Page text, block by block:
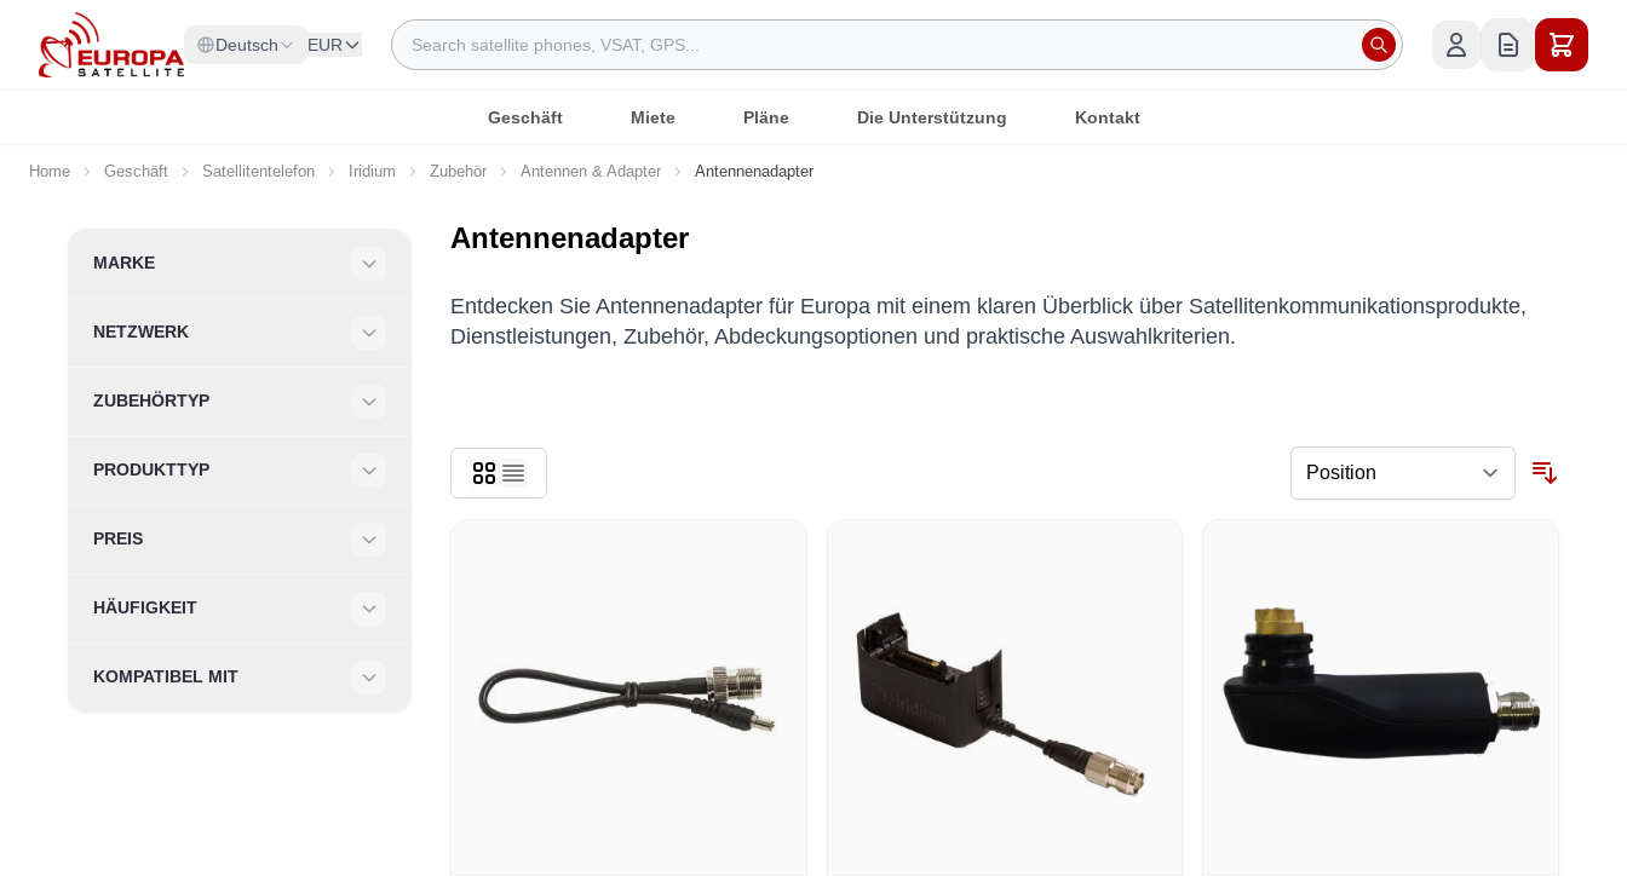
Skip to Content
Deutsch EUR
Search
Geschäft Miete Pläne Die Unterstützung Kontakt
Home Geschäft Satellitentelefon Iridium Zubehör Antennen & Adapter Antennenadapter
Skip to product list
MARKE
NETZWERK
ZUBEHÖRTYP
PRODUKTTYP
PREIS
HÄUFIGKEIT
KOMPATIBEL MIT
Antennenadapter
Entdecken Sie Antennenadapter für Europa mit einem klaren Überblick über Satellitenkommunikationsprodukte,
Dienstleistungen, Zubehör, Abdeckungsoptionen und praktische Auswahlkriterien.